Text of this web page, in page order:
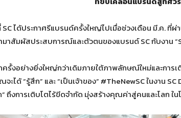
SC ได้ประกาศรีแบรนด์ครั้งใหญ่ไปเมื่อช่วงเดือน มี.ค. ที่
มาสัมผัสประสบการณ์และตัวตนของแบรนด์ SC กับงาน
รั้งอย่างยิ่งใหญ่กว่าเดิมภายใต้ภาพลักษณ์ใหม่และกา
ะได้ “รู้สึก” และ “เป็นเจ้าของ” #TheNewSC ในงาน
ถึงการเติบโตไร้ขีดจำกัด มุ่งสร้างคุณค่าสู่คนและโลก ใ